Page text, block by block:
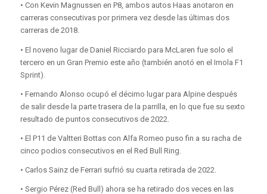
• Con Kevin Magnussen en P8, ambos autos Haas anotaron en
carreras consecutivas por primera vez desde las últimas dos
carreras de 2018.
• El noveno lugar de Daniel Ricciardo para McLaren fue solo el
tercero en un Gran Premio este año (también anotó en el Imola F1
Sprint).
• Fernando Alonso ocupó el décimo lugar para Alpine después
de salir desde la parte trasera de la parrilla, en lo que fue su sexto
resultado de puntos consecutivos de 2022.
• El P11 de Valtteri Bottas con Alfa Romeo puso fin a su racha de
cinco podios consecutivos en el Red Bull Ring.
• Carlos Sainz de Ferrari sufrió su cuarta retirada de 2022.
• Sergio Pérez (Red Bull) ahora se ha retirado dos veces en las